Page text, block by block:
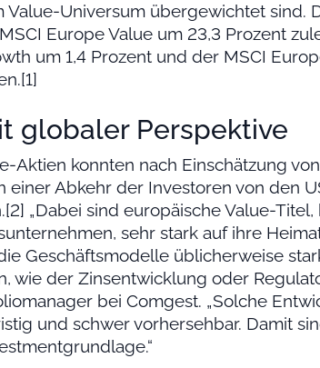
Value-Universum übergewichtet sind.
Europe Value um 23,3 Prozent
um 1,4 Prozent und der MSCI
globaler Perspektive
Aktien konnten nach Einschätzung
einer Abkehr der Investoren von den
„Dabei sind europäische Value-
sehr stark auf ihre
Geschäftsmodelle üblicherweise
wie der Zinsentwicklung oder
bei Comgest. „Solche
und schwer vorhersehbar. Damit